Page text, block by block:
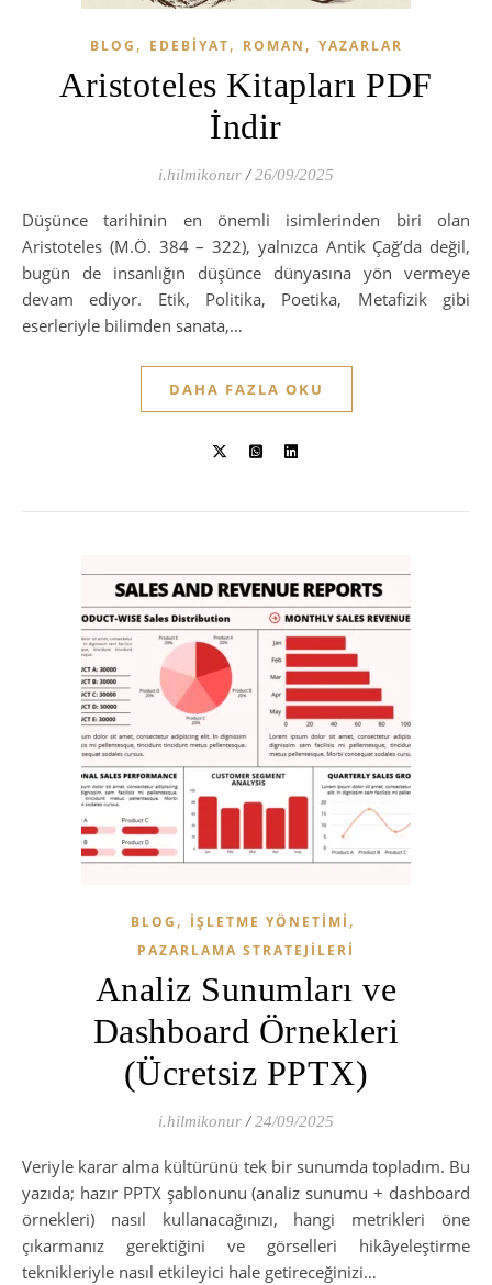
BLOG , EDEBIYAT, ROMAN , YAZARLAR
Aristoteles Kitapları PDF
İndir
i.hilmikonur / 26/09/2025
Düşünce tarihinin en önemli isimlerinden biri olan
Aristoteles (M.Ö. 384 – 322), yalnızca Antik Çağ’da değil,
bugün de insanlığın düşünce dünyasına yön vermeye
devam ediyor. Etik, Politika, Poetika, Metafizik gibi
eserleriyle bilimden sanata,…
DAHA FAZLA OKU
BLOG , İŞLETME YÖNETIMI ,
PAZARLAMA STRATEJILERI
Analiz Sunumları ve
Dashboard Örnekleri
(Ücretsiz PPTX)
i.hilmikonur / 24/09/2025
Veriyle karar alma kültürünü tek bir sunumda topladım. Bu
yazıda; hazır PPTX şablonunu (analiz sunumu + dashboard
örnekleri) nasıl kullanacağınızı, hangi metrikleri öne
çıkarmanız gerektiğini ve görselleri hikâyeleştirme
teknikleriyle nasıl etkileyici hale getireceğinizi…